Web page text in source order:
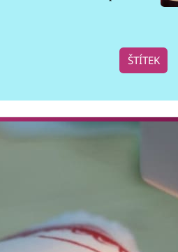
ŠTÍTEK